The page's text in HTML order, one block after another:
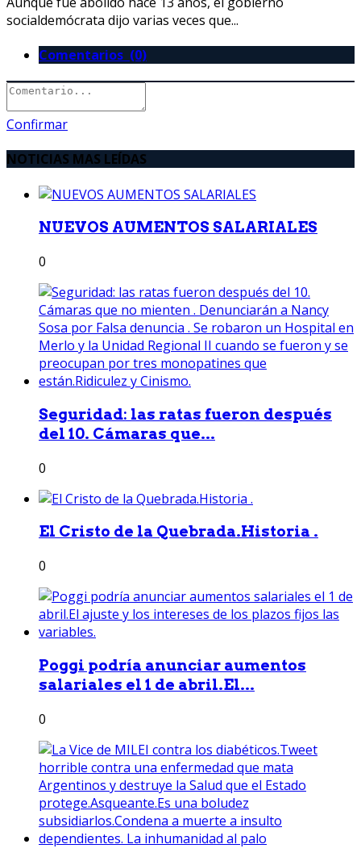
socialdemócrata dijo varias veces que...
Comentarios (0)
Confirmar
NOTICIAS MAS LEÍDAS
NUEVOS AUMENTOS SALARIALES
0
Seguridad: las ratas fueron después
del 10. Cámaras que...
0
El Cristo de la Quebrada.Historia .
0
Poggi podría anunciar aumentos
salariales el 1 de abril.El...
0